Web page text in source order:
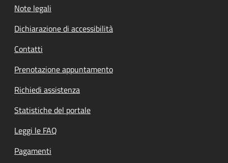
Note legali
Dichiarazione di accessibilità
Contatti
Prenotazione appuntamento
Richiedi assistenza
Statistiche del portale
Leggi le FAQ
Pagamenti